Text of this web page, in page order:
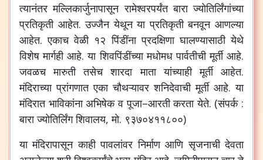
त्यानंतर मल्लिकार्जुनापासून रामेश्वरपर्यंत बारा ज्योतिर्लिंगांच्या
प्रतिकृती आहेत.उज्जैन येथून या प्रतिकृती बनवून आणल्या
आहेत.एकाच वेळी १२ पिंडींना प्रदक्षिणा घालण्यासाठी येथे
विशेष मार्गही आहे.या शिवपिंडींच्या मधोमध पार्वतीची मूर्ती आहे.
जवळच मारुती तसेच शारदा माता यांच्याही मूर्ती आहेत.
मंदिराच्या प्रांगणात एका चौथऱ्यावर शनिदेवाची मूर्ती आहे.या
मंदिरात भाविकांना अभिषेक व पूजा–आरती करता येते. (संपर्क:
बारा ज्योतिर्लिंग शिवालय,मो. ९३७०४११८००)
या मंदिरापासून काही पावलांवर निर्माण आणि सृजनाची देवता